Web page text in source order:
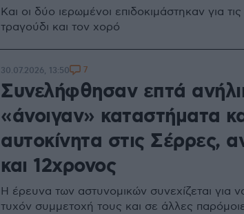
Και οι δύο ιερωμένοι επιδοκιμάστηκαν για
τραγούδι και τον χορό
Συνελήφθησαν επτά
«άνοιγαν» καταστήματα
αυτοκίνητα στις Σέρρες,
και 12χρονος
Η έρευνα των αστυνομικών συνεχίζεται για
τυχόν συμμετοχή τους και σε άλλες
30.07.2026, 13:50 7